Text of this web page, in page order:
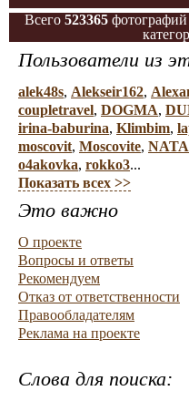
Всего 523365 фотографий
Пользователи из
alek48s, Alekseir162,
coupletravel, DOGMA,
irina-baburina, Klimbim,
moscovit, Moscovite,
o4akovka, rokko3...
Показать всех >>
Это важно
О проекте
Вопросы и ответы
Рекомендуем
Отказ от ответственности
Правообладателям
Реклама на проекте
Слова для поиска: